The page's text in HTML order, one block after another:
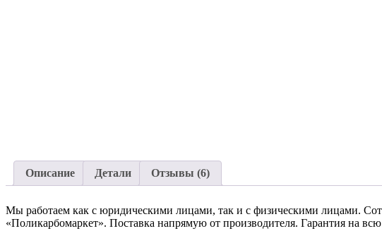
Описание Детали Отзывы (6)
Мы работаем как с юридическими лицами, так и с физическими лицами.
«Поликарбомаркет». Поставка напрямую от производителя. Гарантия на